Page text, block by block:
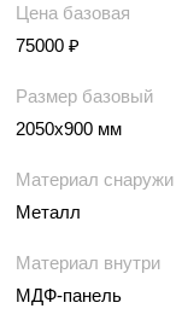
Цена базовая
75000 ₽
Размер базовый
2050х900 мм
Материал снаружи
Металл
Материал внутри
МДФ-панель